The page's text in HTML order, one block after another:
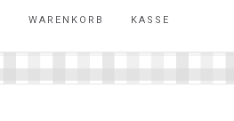
WARENKORB KASSE